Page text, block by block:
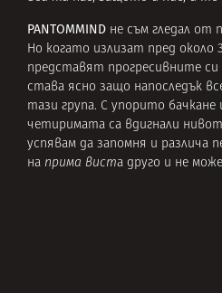
PANTOMMIND не съм гледал от
Но когато излизат пред около
представят прогресивните
става ясно защо напоследък
тази група. С упорито бачкане
четиримата са вдигнали
успявам да запомня и различа
на прима виста друго и не